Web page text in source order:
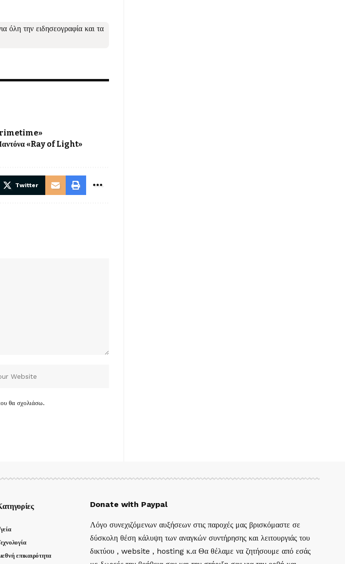
όλη την ειδησεογραφία και τα
Μαντόνα «Ray of Light»
Twitter
θα σχολιάσω.
επικαιρότητα
Donate with Paypal
Λόγο συνεχιζόμενων αυξήσεων στις παροχές μας βρισκόμαστε σε
δύσκολη θέση κάλυψη των αναγκών συντήρησης και λειτουργιάς του
δικτύου , website , hosting κ.α Θα θέλαμε να ζητήσουμε από εσάς